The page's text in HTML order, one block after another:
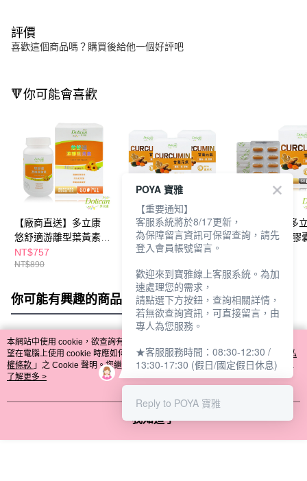
評價
喜歡這個商品嗎？購買後給他一個好評吧
🔻你可能會喜歡
【廠商直送】多立康
悠舒適游離型葉黃素軟
膠囊 60粒
NT$757
NT$890
【廠商直送】多立康甘
養元氣 薑黃蜆膠囊 60
粒裝x3
NT$1,890
【廠商直送】多
養元氣 薑黃蜆膠
你可能有興趣的商品 全站排行
熱門標籤
本網站中使用 cookie，欲查詢有關本網站使用 cookie 方式之詳情，及若您不希
望在電腦上使用 cookie 時應如何變更電腦的 cookie 設定，請參閱本網站「
隱私
權條款 」之 Cookie 聲明。您繼續使用本網站即表示您同意本公司得按本網站使
用條款之 Cookie 聲明使用 cookie。
了解更多 >
我知道了
POYA 寶雅
【重要通知】
客服系統將於8/17更新，
為保障留言資訊可保留查詢，請先
登入會員帳號留言。
歡迎來到寶雅線上客服系統。為加
速處理您的需求，
請點選下方按鈕，查詢相關詳情，
若無欲查詢資訊，可直接留言，由
專人為您服務。
★客服服務時間：08:30-12:30 /
13:30-17:30 (假日/國定假日休息)
Reply to POYA 寶雅